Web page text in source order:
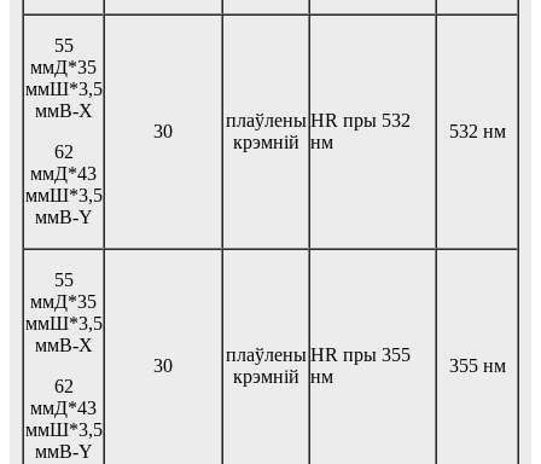
55
ммД*35
ммШ*3,5
ммВ-Х
62
ммД*43
ммШ*3,5
ммВ-Y
30
плаўлены
крэмній
HR пры 532
нм
532 нм
55
ммД*35
ммШ*3,5
ммВ-Х
62
ммД*43
ммШ*3,5
ммВ-Y
30
плаўлены
крэмній
HR пры 355
нм
355 нм